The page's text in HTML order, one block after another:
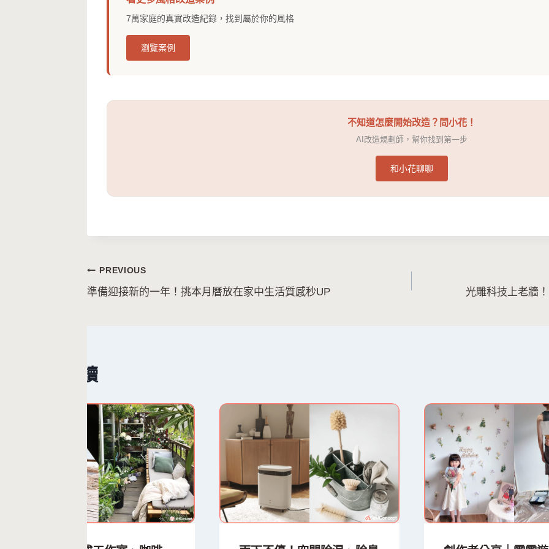
7萬家庭的真實改造紀錄，找到屬於你的風格
瀏覽案例
不知道怎麼開始改造？問小花！
AI改造規劃師，幫你找到第一步
和小花聊聊
文
章
PREVIOUS
準備迎接新的一年！挑本月曆放在家中生活質感秒UP 光雕科技上老牆
繼續閱讀